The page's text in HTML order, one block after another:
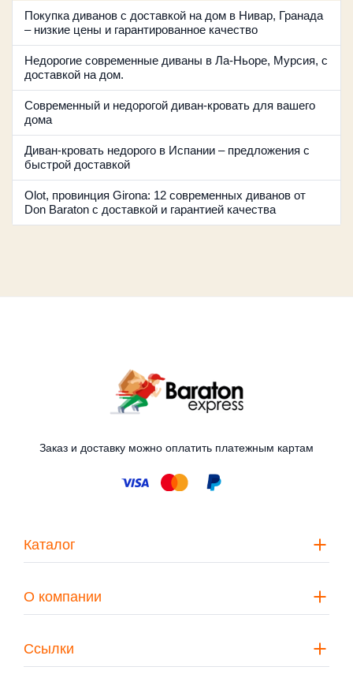
Покупка диванов с доставкой на дом в Нивар, Гранада
– низкие цены и гарантированное качество
Недорогие современные диваны в Ла-Ньоре, Мурсия, с
доставкой на дом.
Современный и недорогой диван-кровать для вашего
дома
Диван-кровать недорого в Испании – предложения с
быстрой доставкой
Olot, провинция Girona: 12 современных диванов от
Don Baraton с доставкой и гарантией качества
Заказ и доставку можно оплатить платежным картам
Каталог
О компании
Ссылки